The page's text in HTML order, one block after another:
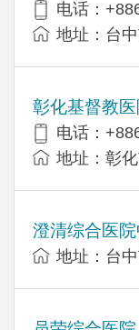
电话：
地址：台
彰化基督教
电话：
地址：彰
澄清综合医
地址：台